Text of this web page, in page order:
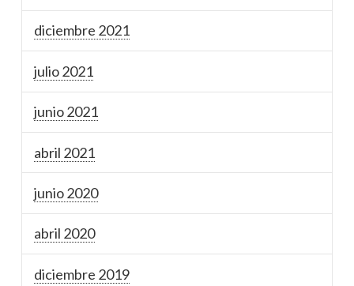
diciembre 2021
julio 2021
junio 2021
abril 2021
junio 2020
abril 2020
diciembre 2019